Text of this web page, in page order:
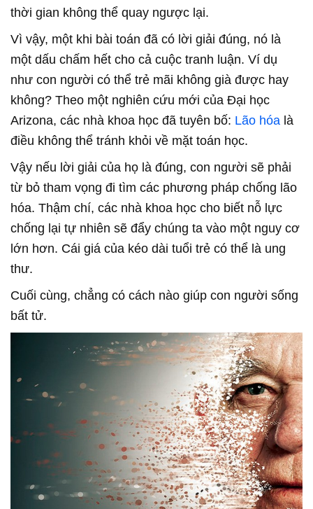
thời gian không thể quay ngược lại.
Vì vậy, một khi bài toán đã có lời giải đúng, nó là
một dấu chấm hết cho cả cuộc tranh luận. Ví dụ
như con người có thể trẻ mãi không già được hay
không? Theo một nghiên cứu mới của Đại học
Arizona, các nhà khoa học đã tuyên bố: Lão hóa là
điều không thể tránh khỏi về mặt toán học.
Vậy nếu lời giải của họ là đúng, con người sẽ phải
từ bỏ tham vọng đi tìm các phương pháp chống lão
hóa. Thậm chí, các nhà khoa học cho biết nỗ lực
chống lại tự nhiên sẽ đẩy chúng ta vào một nguy cơ
lớn hơn. Cái giá của kéo dài tuổi trẻ có thể là ung
thư.
Cuối cùng, chẳng có cách nào giúp con người sống
bất tử.